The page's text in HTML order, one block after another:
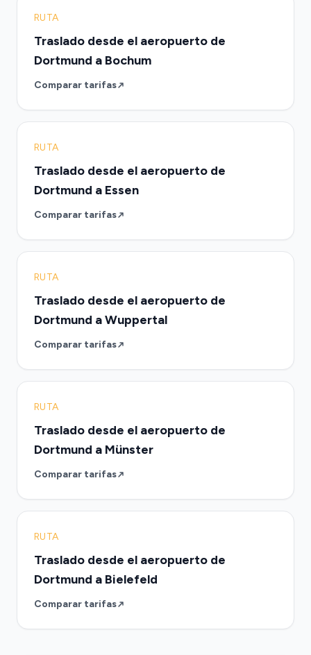
RUTA
Traslado desde el aeropuerto de
Dortmund a Bochum
Comparar tarifas
RUTA
Traslado desde el aeropuerto de
Dortmund a Essen
Comparar tarifas
RUTA
Traslado desde el aeropuerto de
Dortmund a Wuppertal
Comparar tarifas
RUTA
Traslado desde el aeropuerto de
Dortmund a Münster
Comparar tarifas
RUTA
Traslado desde el aeropuerto de
Dortmund a Bielefeld
Comparar tarifas